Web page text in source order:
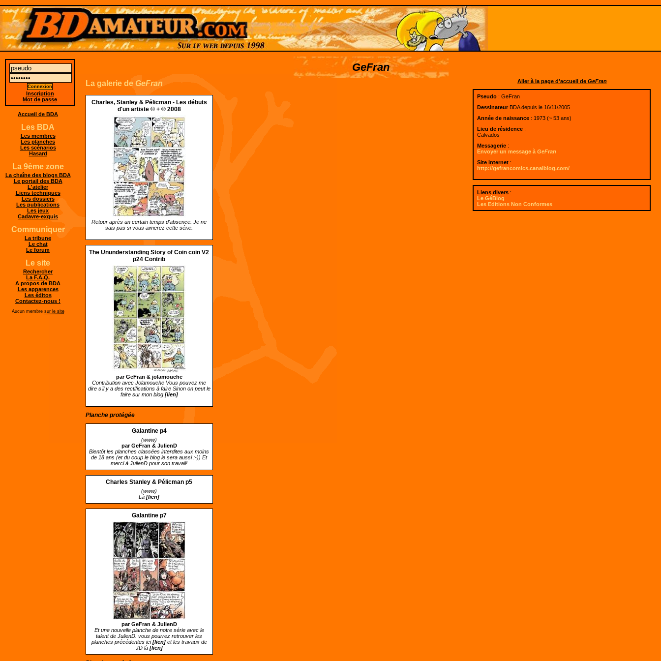
GeFran
Aller à la page d'accueil de GeFran
Pseudo: GeFran
DessinateurBDA depuis le 16/11/2005
Année de naissance: 1973 (~ 53 ans)
Lieu de résidence:
Calvados
Messagerie:
Envoyer un message à GeFran
Site internet:
http://gefrancomics.canalblog.com/
Liens divers:
Le GéBlog
Les Editions Non Conformes
La galerie de GeFran
Charles, Stanley & Pélicman - Les débuts
d'un artiste © + ® 2008
Retour après un certain temps d'absence. Je ne
sais pas si vous aimerez cette série.
The Ununderstanding Story of Coin coin V2
p24 Contrib
par GeFran & jolamouche
Contribution avec Jolamouche Vous pouvez me
dire s'il y a des rectifications à faire Sinon on peut le
faire sur mon blog [lien]
Planche protégée
Galantine p4
(www)
par GeFran & JulienD
Bientôt les planches classées interdites aux moins
de 18 ans (et du coup le blog le sera aussi :-)) Et
merci à JulienD pour son travail!
Charles Stanley & Pélicman p5
(www)
Là[lien]
Galantine p7
par GeFran & JulienD
Et une nouvelle planche de notre série avec le
talent de JulienD. vous pourrez retrouver les
planches précédentes ici[lien]et les travaux de
JD là [lien]
Inscription
Mot de passe
Accueil de BDA
Les BDA
Les membres
Les planches
Les scénarios
Hasard
La 9ème zone
La chaîne des blogs BDA
Le portail des BDA
L'atelier
Liens techniques
Les dossiers
Les publications
Les jeux
Cadavre-exquis
Communiquer
La tribune
Le chat
Le forum
Le site
Rechercher
La F.A.Q.
A propos de BDA
Les apparences
Les éditos
Contactez-nous !
Aucun membre sur le site